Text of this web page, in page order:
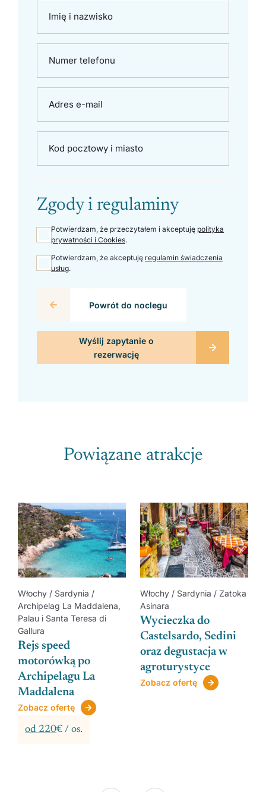
Imię i nazwisko
Numer telefonu
Adres e-mail
Kod pocztowy i miasto
Zgody i regulaminy
Potwierdzam, że przeczytałem i akceptuję polityka
prywatności i Cookies.
Potwierdzam, że akceptuję regulamin świadczenia
usług.
Powrót do noclegu
Powiązane atrakcje
Włochy / Sardynia /
Archipelag La Maddalena,
Palau i Santa Teresa di
Gallura
Rejs speed
motorówką po
Archipelagu La
Maddalena
Zobacz ofertę
od 220€ / os.
Włochy / Sardynia / Zatoka
Asinara
Wycieczka do
Castelsardo, Sedini
oraz degustacja w
agroturystyce
Zobacz ofertę